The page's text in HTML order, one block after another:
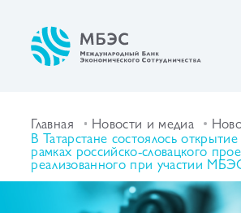
Главная Новости и медиа
В Татарстане состоялось
рамках российско-словацкого
реализованного при участии